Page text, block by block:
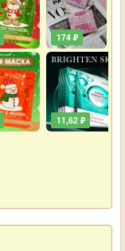
174 ₽
11,62 ₽